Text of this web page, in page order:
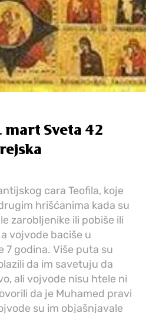
mart Sveta 42
cara Teofila, koje
hrišćanima kada su
zarobljenike ili pobiše ili
vojvode baciše u
7 godina. Više puta su
da im savetuju da
ali vojvode nisu htele ni
da je Muhamed pravi
su im objašnjavale